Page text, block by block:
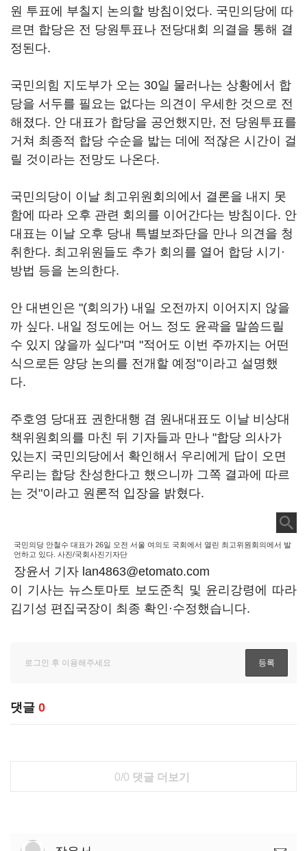
원 투표에 부칠지 논의할 방침이었다. 국민의당에 따
르면 합당은 전 당원투표나 전당대회 의결을 통해 결
정된다.
국민의힘 지도부가 오는 30일 물러나는 상황에서 합
당을 서두를 필요는 없다는 의견이 우세한 것으로 전
해졌다. 안 대표가 합당을 공언했지만, 전 당원투표를
거쳐 최종적 합당 수순을 밟는 데에 적잖은 시간이 걸
릴 것이라는 전망도 나온다.
국민의당이 이날 최고위원회의에서 결론을 내지 못
함에 따라 오후 관련 회의를 이어간다는 방침이다. 안
대표는 이날 오후 당내 특별보좌단을 만나 의견을 청
취한다. 최고위원들도 추가 회의를 열어 합당 시기·
방법 등을 논의한다.
안 대변인은 "(회의가) 내일 오전까지 이어지지 않을
까 싶다. 내일 정도에는 어느 정도 윤곽을 말씀드릴
수 있지 않을까 싶다"며 "적어도 이번 주까지는 어떤
식으로든 양당 논의를 전개할 예정"이라고 설명했
다.
주호영 당대표 권한대행 겸 원내대표도 이날 비상대
책위원회의를 마친 뒤 기자들과 만나 "합당 의사가
있는지 국민의당에서 확인해서 우리에게 답이 오면
우리는 합당 찬성한다고 했으니까 그쪽 결과에 따르
는 것"이라고 원론적 입장을 밝혔다.
국민의당 안철수 대표가 26일 오전 서울 여의도 국회에서 열린 최고위원회의에서 발
언하고 있다. 사진/국회사진기자단
장윤서 기자 lan4863@etomato.com
이 기사는 뉴스토마토 보도준칙 및 윤리강령에 따라
김기성 편집국장이 최종 확인·수정했습니다.
댓글 0
0/0 댓글 더보기